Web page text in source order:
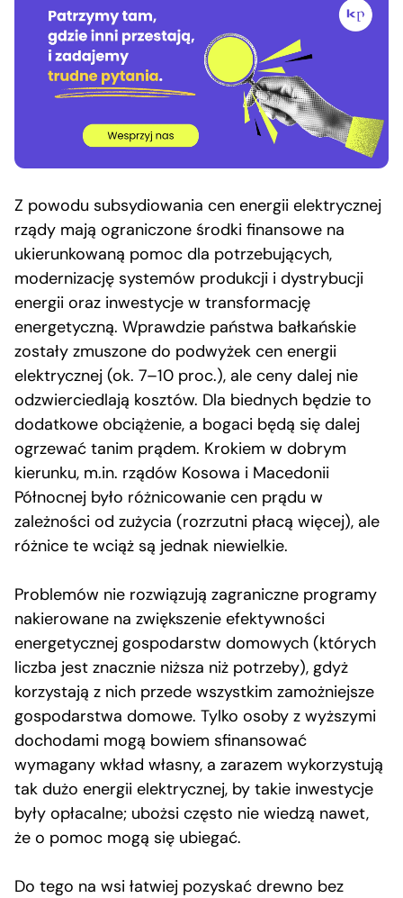
Z powodu subsydiowania cen energii elektrycznej
rządy mają ograniczone środki finansowe na
ukierunkowaną pomoc dla potrzebujących,
modernizację systemów produkcji i dystrybucji
energii oraz inwestycje w transformację
energetyczną. Wprawdzie państwa bałkańskie
zostały zmuszone do podwyżek cen energii
elektrycznej (ok. 7–10 proc.), ale ceny dalej nie
odzwierciedlają kosztów. Dla biednych będzie to
dodatkowe obciążenie, a bogaci będą się dalej
ogrzewać tanim prądem. Krokiem w dobrym
kierunku, m.in. rządów Kosowa i Macedonii
Północnej było różnicowanie cen prądu w
zależności od zużycia (rozrzutni płacą więcej), ale
różnice te wciąż są jednak niewielkie.
Problemów nie rozwiązują zagraniczne programy
nakierowane na zwiększenie efektywności
energetycznej gospodarstw domowych (których
liczba jest znacznie niższa niż potrzeby), gdyż
korzystają z nich przede wszystkim zamożniejsze
gospodarstwa domowe. Tylko osoby z wyższymi
dochodami mogą bowiem sfinansować
wymagany wkład własny, a zarazem wykorzystują
tak dużo energii elektrycznej, by takie inwestycje
były opłacalne; ubożsi często nie wiedzą nawet,
że o pomoc mogą się ubiegać.
Do tego na wsi łatwiej pozyskać drewno bez